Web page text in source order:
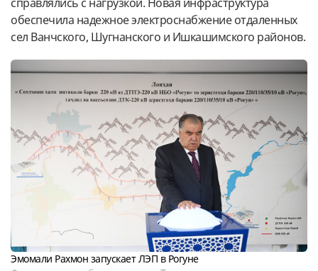
обеспечила надежное электроснабжение отдаленных
сел Ванчского, Шугнанского и Ишкашимского районов.
Эмомали Рахмон запускает ЛЭП в Рогуне